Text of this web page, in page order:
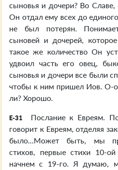
сыновья и дочери? Во
Он отдал ему всех до
не был потерян.
сыновей и дочерей,
такое же количество Он
удвоил часть его овец,
сыновья и дочери все были
чтобы к ним пришел Иов. О-
ли? Хорошо.
E-31
Послание к Евреям.
говорит к Евреям, отделяя
было...Может быть, мы
стихов, первые стихи 10-
начнем с 19-го. Я думаю,